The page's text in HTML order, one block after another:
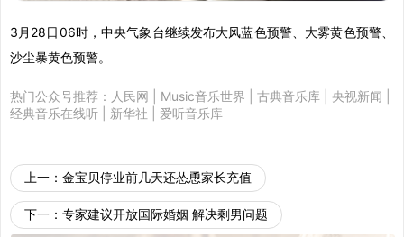
3月28日06时，中央气象台继续发布大风蓝色预警、大雾黄色预警、
沙尘暴黄色预警。
热门公众号推荐： 人民网 Music音乐世界 古典音乐库 央视新闻
经典音乐在线听
新华社 爱听音乐库
上一： 金宝贝停业前几天还怂恿家长充值
下一： 专家建议开放国际婚姻 解决剩男问题